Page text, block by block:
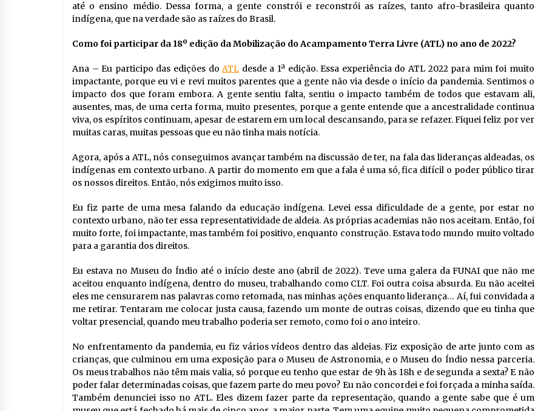
até o ensino médio. Dessa forma, a gente constrói e reconstrói as raízes, tanto afro-brasileira quanto
indígena, que na verdade são as raízes do Brasil.
Como foi participar da 18º edição da Mobilização do Acampamento Terra Livre (ATL) no ano de 2022?
Ana – Eu participo das edições doATL desde a 1ª edição. Essa experiência do ATL 2022 para mim foi muito
impactante, porque eu vi e revi muitos parentes que a gente não via desde o início da pandemia. Sentimos o
impacto dos que foram embora. A gente sentiu falta, sentiu o impacto também de todos que estavam ali,
ausentes, mas, de uma certa forma, muito presentes, porque a gente entende que a ancestralidade continua
viva, os espíritos continuam, apesar de estarem em um local descansando, para se refazer. Fiquei feliz por ver
muitas caras, muitas pessoas que eu não tinha mais notícia.
Agora, após a ATL, nós conseguimos avançar também na discussão de ter, na fala das lideranças aldeadas, os
indígenas em contexto urbano. A partir do momento em que a fala é uma só, fica difícil o poder público tirar
os nossos direitos. Então, nós exigimos muito isso.
Eu fiz parte de uma mesa falando da educação indígena. Levei essa dificuldade de a gente, por estar no
contexto urbano, não ter essa representatividade de aldeia. As próprias academias não nos aceitam. Então, foi
muito forte, foi impactante, mas também foi positivo, enquanto construção. Estava todo mundo muito voltado
para a garantia dos direitos.
Eu estava no Museu do Índio até o início deste ano (abril de 2022). Teve uma galera da FUNAI que não me
aceitou enquanto indígena, dentro do museu, trabalhando como CLT. Foi outra coisa absurda. Eu não aceitei
eles me censurarem nas palavras como retomada, nas minhas ações enquanto liderança… Aí, fui convidada a
me retirar. Tentaram me colocar justa causa, fazendo um monte de outras coisas, dizendo que eu tinha que
voltar presencial, quando meu trabalho poderia ser remoto, como foi o ano inteiro.
No enfrentamento da pandemia, eu fiz vários vídeos dentro das aldeias. Fiz exposição de arte junto com as
crianças, que culminou em uma exposição para o Museu de Astronomia, e o Museu do Índio nessa parceria.
Os meus trabalhos não têm mais valia, só porque eu tenho que estar de 9h às 18h e de segunda a sexta? E não
poder falar determinadas coisas, que fazem parte do meu povo? Eu não concordei e foi forçada a minha saída.
Também denunciei isso no ATL. Eles dizem fazer parte da representação, quando a gente sabe que é um